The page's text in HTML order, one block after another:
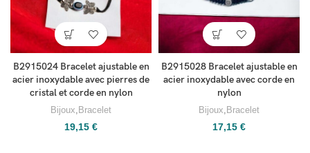
B2915024 Bracelet ajustable en
acier inoxydable avec pierres de
cristal et corde en nylon
Bijoux, Bracelet
19,15 €
B2915028 Bracelet ajustable en
acier inoxydable avec corde en
nylon
Bijoux, Bracelet
17,15 €